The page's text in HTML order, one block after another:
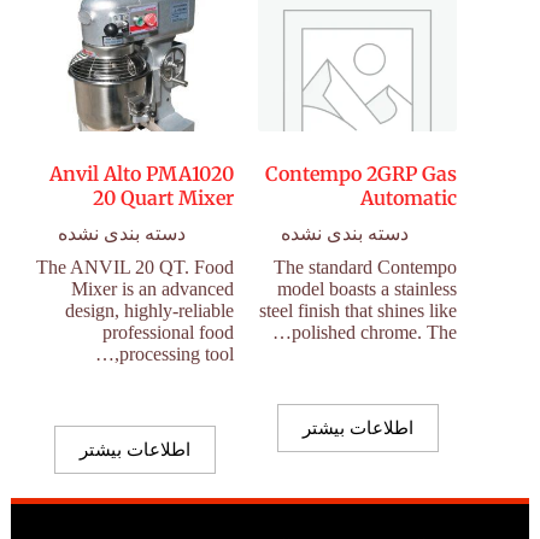
Contempo 2GRP Gas
Automatic
دسته بندی نشده
The standard Contempo
model boasts a stainless
steel finish that shines like
polished chrome. The…
اطلاعات بیشتر
Anvil Alto PMA1020
20 Quart Mixer
دسته بندی نشده
The ANVIL 20 QT. Food
Mixer is an advanced
design, highly-reliable
professional food
processing tool,…
اطلاعات بیشتر